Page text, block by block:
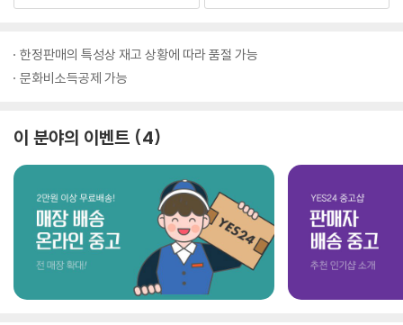
한정판매의 특성상 재고 상황에 따라 품절 가능
문화비소득공제 가능
이 분야의 이벤트 4